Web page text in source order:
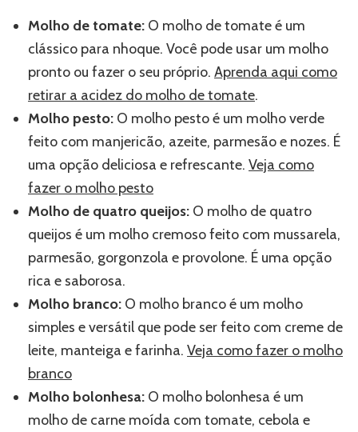
Molho de tomate: O molho de tomate é um
clássico para nhoque. Você pode usar um molho
pronto ou fazer o seu próprio. Aprenda aqui como
retirar a acidez do molho de tomate.
Molho pesto: O molho pesto é um molho verde
feito com manjericão, azeite, parmesão e nozes. É
uma opção deliciosa e refrescante. Veja como
fazer o molho pesto
Molho de quatro queijos: O molho de quatro
queijos é um molho cremoso feito com mussarela,
parmesão, gorgonzola e provolone. É uma opção
rica e saborosa.
Molho branco: O molho branco é um molho
simples e versátil que pode ser feito com creme de
leite, manteiga e farinha. Veja como fazer o molho
branco
Molho bolonhesa: O molho bolonhesa é um
molho de carne moída com tomate, cebola e